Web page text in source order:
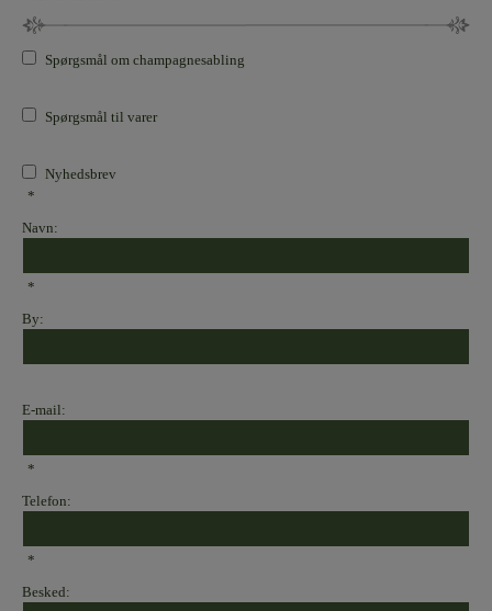
Spørgsmål om champagnesabling
Spørgsmål til varer
Nyhedsbrev
*
Navn:
*
By:
E-mail:
*
Telefon:
*
Besked: